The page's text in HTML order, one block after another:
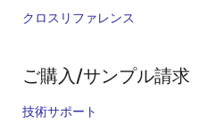
クロスリファレンス
ご購入/サンプル請求
技術サポート